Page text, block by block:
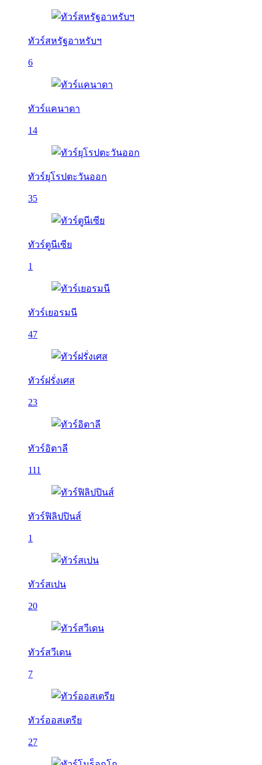
ทัวร์สหรัฐอาหรับฯ
6
ทัวร์แคนาดา
14
ทัวร์ยุโรปตะวันออก
35
ทัวร์ตูนีเซีย
1
ทัวร์เยอรมนี
47
ทัวร์ฝรั่งเศส
23
ทัวร์อิตาลี
111
ทัวร์ฟิลิปปินส์
1
ทัวร์สเปน
20
ทัวร์สวีเดน
7
ทัวร์ออสเตรีย
27